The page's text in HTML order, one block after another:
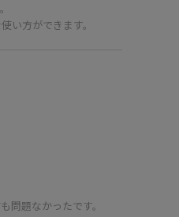
い方ができます。
問題なかったです。